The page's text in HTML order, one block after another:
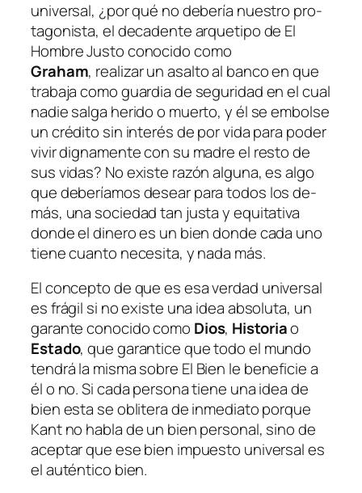
uni­ver­sal, ¿por qué no de­be­ría nues­tro pro­
ta­go­nis­ta, el de­ca­den­te ar­que­ti­po de El
Hombre Justoco­no­ci­do co­mo
Graham, rea­li­zar un asal­to al ban­co en que
tra­ba­ja co­mo guar­dia de se­gu­ri­dad en el cual
na­die sal­ga he­ri­do o muer­to, y él se em­bol­se
un cré­di­to sin in­te­rés de por vi­da pa­ra po­der
vi­vir dig­na­men­te con su ma­dre el res­to de
sus vi­das? No exis­te ra­zón al­gu­na, es al­go
que de­be­ría­mos de­sear pa­ra to­dos los de­
más, una so­cie­dad tan jus­ta y equi­ta­ti­va
don­de el di­ne­ro es un bien don­de ca­da uno
tie­ne cuan­to ne­ce­si­ta, y na­da más.
El con­cep­to de que es esaver­dad uni­ver­sal
es frá­gil si no exis­te una idea ab­so­lu­ta, un
ga­ran­te co­no­ci­do co­mo Dios, Historiao
Estado, que ga­ran­ti­ce que to­do el mun­do
ten­drá la mis­ma so­bre El Bien le be­ne­fi­cie a
él o no. Si ca­da per­so­na tie­ne una idea de
bien es­ta se obli­te­ra de in­me­dia­to por­que
Kant no ha­bla de un bien per­so­nal, sino de
acep­tar que ese bien im­pues­to uni­ver­sal es
el au­tén­ti­co bien.